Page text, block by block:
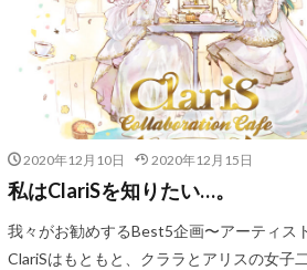
2020年12月10日 2020年12月15日
私はClariSを知りたい…。
我々がお勧めするBest5企画〜アーティス
ClariSはもともと、クララとアリスの女子